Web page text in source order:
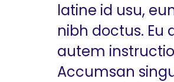
latine id usu,
nibh doctus. Eu
autem
Accumsan